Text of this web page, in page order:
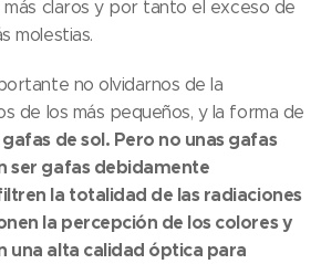
más claros y por tanto el exceso de
molestias.
no olvidarnos de la
de los más pequeños, y la forma de
gafas de sol. Pero no unas gafas
ser gafas debidamente
la totalidad de las radiaciones
la percepción de los colores y
una alta calidad óptica para